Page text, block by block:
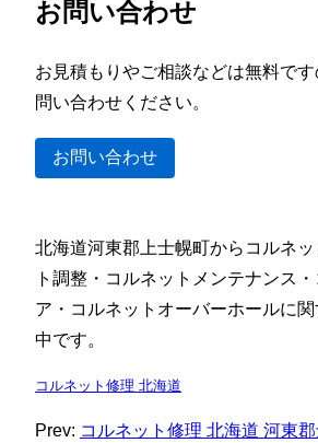
お問い合わせ
お見積もりやご相談などは無料で
問い合わせください。
お問い合わせ
北海道河東郡上士幌町からコルネ
ト調整・コルネットメンテナンス
ア・コルネットオーバーホールに
中です。
コルネット修理 北海道
Prev: コルネット修理 北海道 河東